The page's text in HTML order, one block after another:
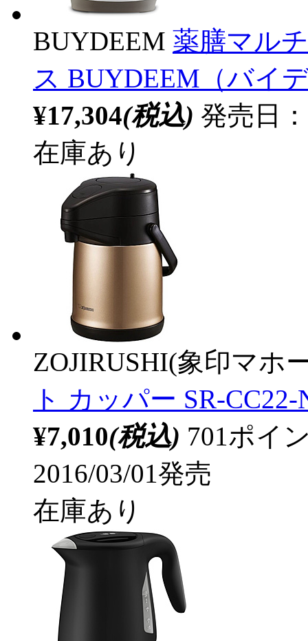
BUYDEEM 薬膳マル
ス BUYDEEM（バイ
¥17,304(税込) 発売日
在庫あり
ZOJIRUSHI(象印マホ
ト カッパー SR-
¥7,010(税込) 701ポイ
2016/03/01発売
在庫あり